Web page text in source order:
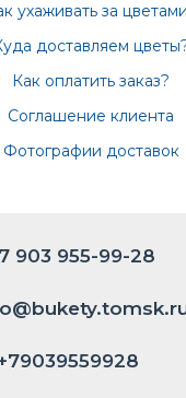
ухаживать за
доставляем
Как оплатить заказ?
Соглашение клиента
Фотографии доставок
903 955-99-28